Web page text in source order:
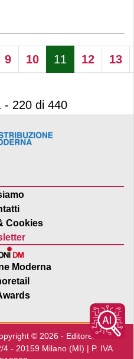
9 10 11 12 13
- 220 di 440
Cookies
Moderna
© 2026 - Editore:Edra
4 - 20159 Milano (MI) | P. IVA